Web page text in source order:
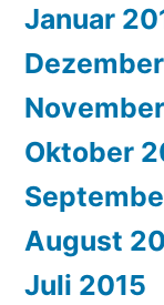
Januar
Oktober
August
Juli 2015